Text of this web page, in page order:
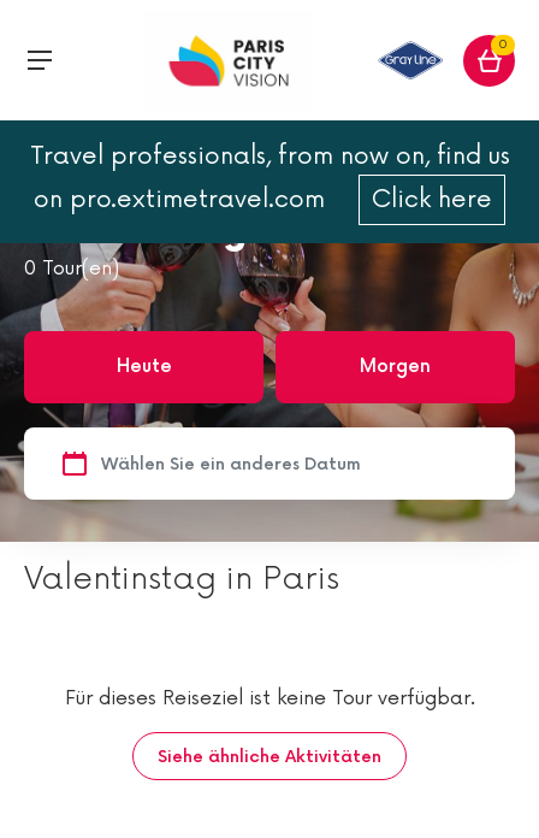
0
Travel professionals, from now on, find us
on pro.extimetravel.com
Click here
Paris
Valentinstag in Paris
0 Tour(en)
Heute Morgen
Valentinstag in Paris
Für dieses Reiseziel ist keine Tour verfügbar.
Siehe ähnliche Aktivitäten